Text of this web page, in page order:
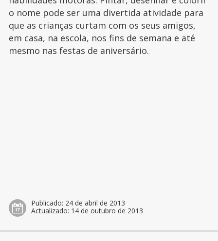
o nome pode ser uma divertida atividade para
que as crianças curtam com os seus amigos,
em casa, na escola, nos fins de semana e até
mesmo nas festas de aniversário.
Publicado: 24 de abril de 2013
Actualizado: 14 de outubro de 2013